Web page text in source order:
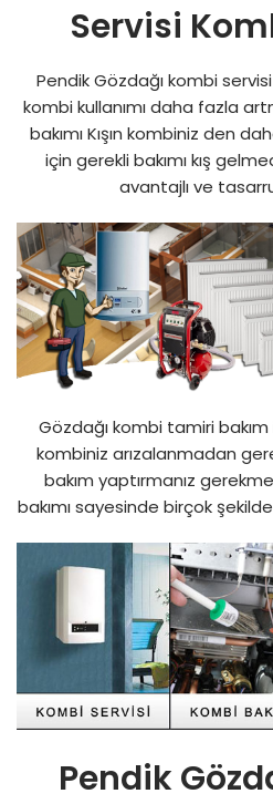
Servisi
Pendik Gözdağı kombi
kombi kullanımı daha fazla
bakımı Kışın kombiniz den
için gerekli bakımı kış
avantajlı ve
Gözdağı kombi tamiri
kombiniz arızalanmadan
bakım yaptırmanız
bakımı sayesinde birçok
Pendik